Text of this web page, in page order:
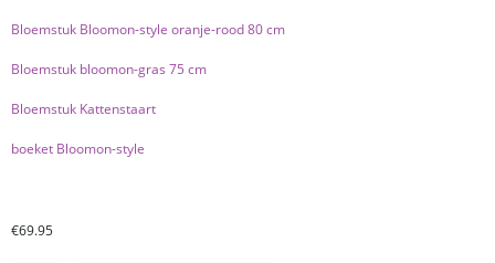
Bloemstuk Bloomon-style oranje-rood 80 cm
Bloemstuk bloomon-gras 75 cm
Bloemstuk Kattenstaart
boeket Bloomon-style
€69.95